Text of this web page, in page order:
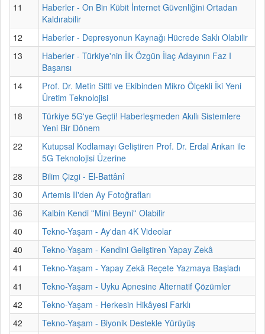
11
Haberler - On Bin Kübit İnternet Güvenliğini Ortadan
Kaldırabilir
12
Haberler - Depresyonun Kaynağı Hücrede Saklı Olabilir
13
Haberler - Türkiye'nin İlk Özgün İlaç Adayının Faz I
Başarısı
14
Prof. Dr. Metin Sitti ve Ekibinden Mikro Ölçekli İki Yeni
Üretim Teknolojisi
18
Türkiye 5G'ye Geçti! Haberleşmeden Akıllı Sistemlere
Yeni Bir Dönem
22
Kutupsal Kodlamayı Geliştiren Prof. Dr. Erdal Arıkan ile
5G Teknolojisi Üzerine
28
Bilim Çizgi - El-Battânî
30
Artemis II'den Ay Fotoğrafları
36
Kalbin Kendi ''Mini Beyni'' Olabilir
40
Tekno-Yaşam - Ay'dan 4K Videolar
40
Tekno-Yaşam - Kendini Geliştiren Yapay Zekâ
41
Tekno-Yaşam - Yapay Zekâ Reçete Yazmaya Başladı
41
Tekno-Yaşam - Uyku Apnesine Alternatif Çözümler
42
Tekno-Yaşam - Herkesin Hikâyesi Farklı
42
Tekno-Yaşam - Biyonik Destekle Yürüyüş